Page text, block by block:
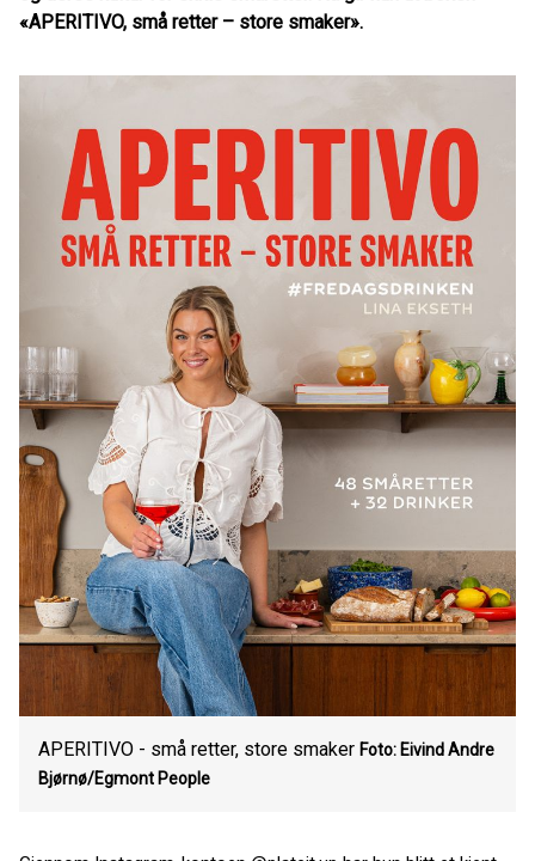
«APERITIVO, små retter – store smaker».
APERITIVO - små retter, store smaker Foto: Eivind Andre
Bjørnø/Egmont People